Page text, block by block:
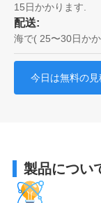
15日かかります.
配送:
海で( 25〜30日か
今日は無料の
製品につい